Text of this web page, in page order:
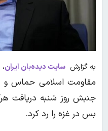
به گزارشسایت دیده‌بان ایران،
مقاومت اسلامی حماس و
جنبش روز شنبه دریافت
بس در غزه را رد کرد.